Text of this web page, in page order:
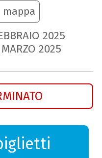
mappa
2025
MARZO 2025